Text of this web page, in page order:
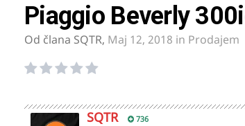
Piaggio Beverly
Od člana SQTR, Maj 12, 2018 in Prodajem
SQTR 736